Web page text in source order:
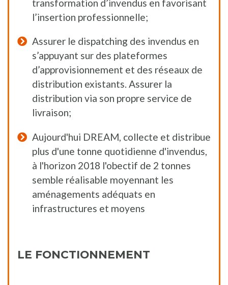
transformation d’invendus en favorisant
l’insertion professionnelle;
Assurer le dispatching des invendus en
s’appuyant sur des plateformes
d’approvisionnement et des réseaux de
distribution existants. Assurer la
distribution via son propre service de
livraison;
Aujourd'hui DREAM, collecte et distribue
plus d'une tonne quotidienne d'invendus,
à l'horizon 2018 l'obectif de 2 tonnes
semble réalisable moyennant les
aménagements adéquats en
infrastructures et moyens
LE FONCTIONNEMENT